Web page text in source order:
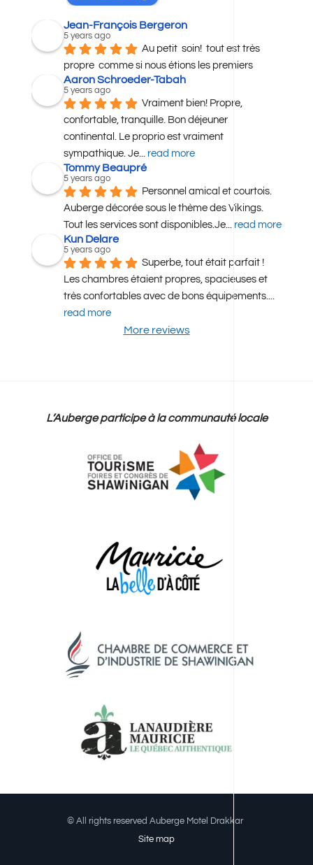
Jean-François Bergeron
5 years ago
Au petit  soin!  tout est très
propre  comme si nous étions les premiers
Aaron Schroeder-Tabah
5 years ago
Vraiment bien! Propre,
confortable, tranquille. Bon déjeuner
continental. Le proprio est vraiment
sympathique. Je... read more
Tommy Beaupré
5 years ago
Personnel amical et courtois.
Auberge décorée sous le thème des Vikings.
Tout les services sont disponibles.Je... read more
Kun Delare
5 years ago
Superbe, tout était parfait !
Les chambres étaient propres, spacieuses et
très confortables avec de bons équipements.
read more
More reviews
L’Auberge participe à la communauté locale
© All rights reserved Auberge Motel Drakkar
Site map